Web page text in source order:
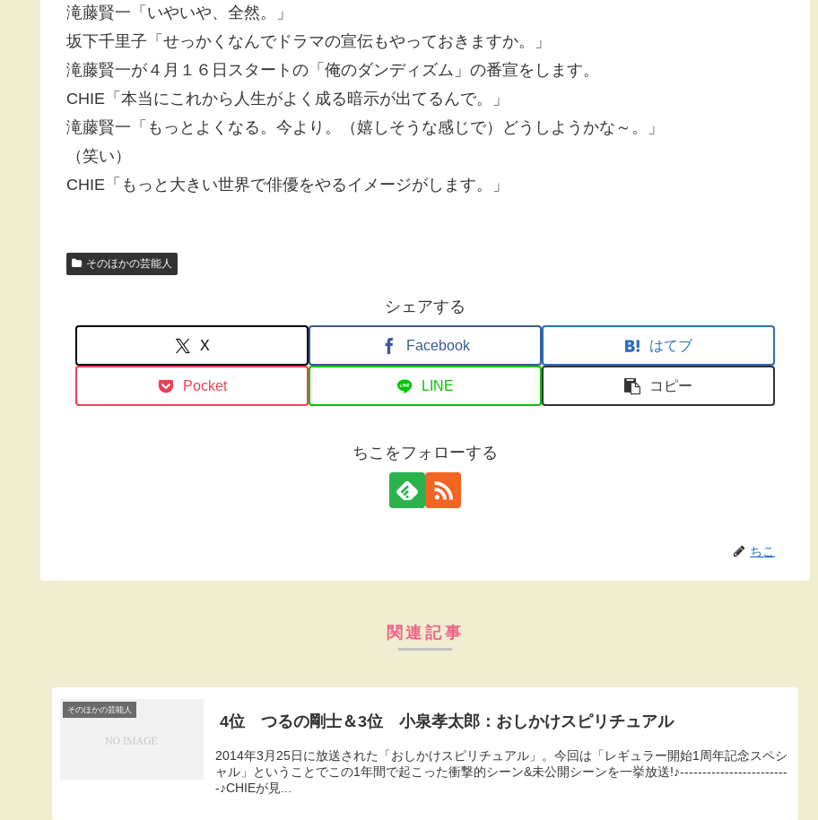
滝藤賢一「いやいや、全然。」
坂下千里子「せっかくなんでドラマの宣伝もやっておきますか。」
滝藤賢一が４月１６日スタートの「俺のダンディズム」の番宣をします。
CHIE「本当にこれから人生がよく成る暗示が出てるんで。」
滝藤賢一「もっとよくなる。今より。（嬉しそうな感じで）どうしようかな～。」
（笑い）
CHIE「もっと大きい世界で俳優をやるイメージがします。」
そのほかの芸能人
シェアする
X Facebook はてブ
Pocket LINE コピー
ちこをフォローする
ちこ
関連記事
そのほかの芸能人
4位 つるの剛士＆3位 小泉孝太郎：おしかけスピリチュアル
2014年3月25日に放送された「おしかけスピリチュアル」。今回は「レギュラー開始1周年記念スペシ
ャル」ということでこの1年間で起こった衝撃的シーン&未公開シーンを一挙放送!♪------------------------
-♪CHIEが見...